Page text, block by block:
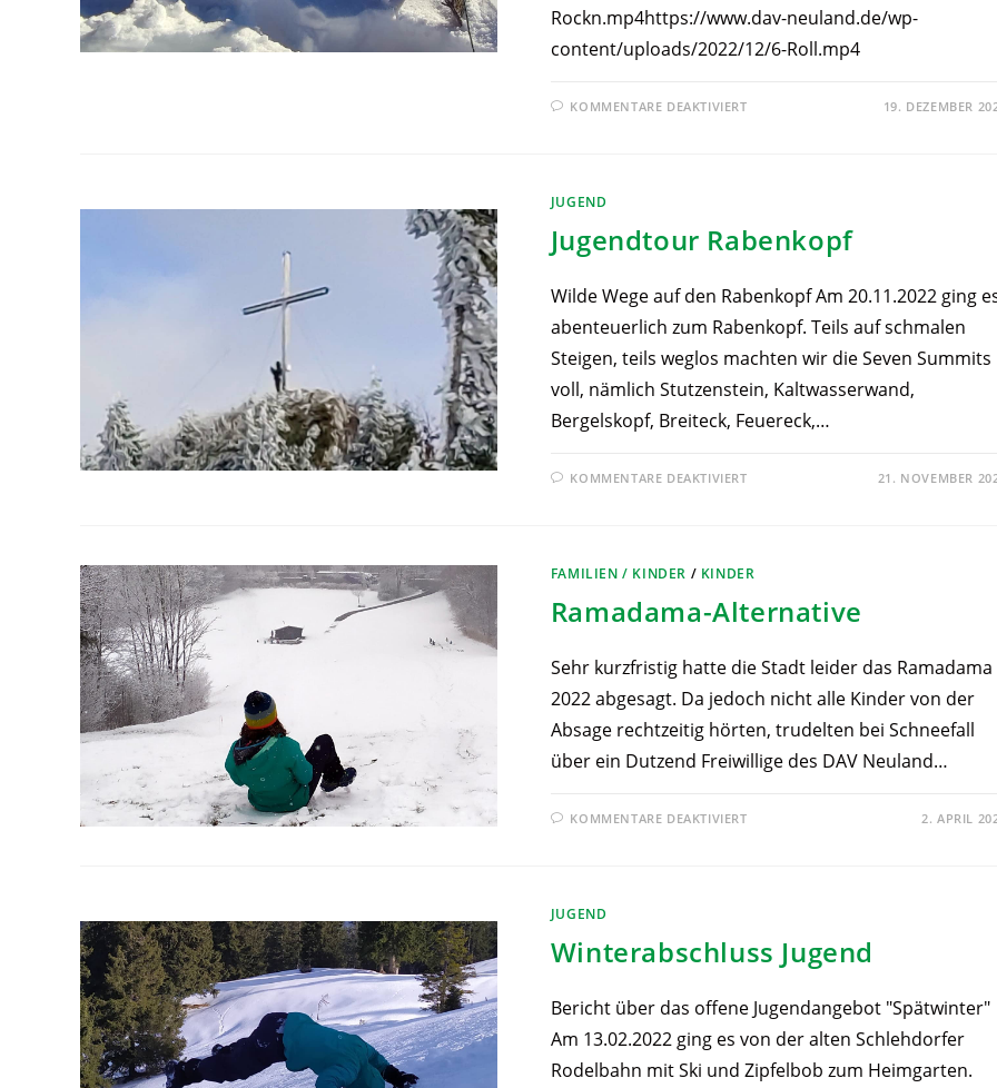
Rockn.mp4https://www.dav-neuland.de/wp-
content/uploads/2022/12/6-Roll.mp4
KOMMENTARE DEAKTIVIERT 19. DEZEMBER
JUGEND
Jugendtour Rabenkopf
Wilde Wege auf den Rabenkopf Am 20.11.2022 ging
abenteuerlich zum Rabenkopf. Teils auf schmalen
Steigen, teils weglos machten wir die Seven Summits
voll, nämlich Stutzenstein, Kaltwasserwand,
Bergelskopf, Breiteck, Feuereck,…
KOMMENTARE DEAKTIVIERT 21. NOVEMBER
FAMILIEN / KINDER / KINDER
Ramadama-Alternative
Sehr kurzfristig hatte die Stadt leider das Ramadama
2022 abgesagt. Da jedoch nicht alle Kinder von der
Absage rechtzeitig hörten, trudelten bei Schneefall
über ein Dutzend Freiwillige des DAV Neuland…
KOMMENTARE DEAKTIVIERT 2. APRIL
JUGEND
Winterabschluss Jugend
Bericht über das offene Jugendangebot "Spätwinter"
Am 13.02.2022 ging es von der alten Schlehdorfer
Rodelbahn mit Ski und Zipfelbob zum Heimgarten.